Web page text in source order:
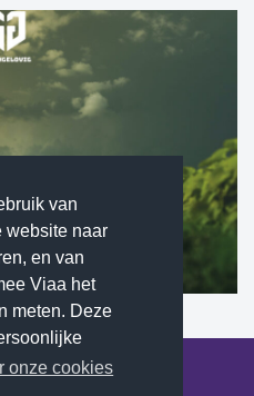
van
website naar
en van
Viaa het
meten. Deze
onze cookies